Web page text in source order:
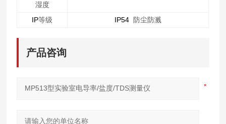
湿度
IP等级 IP54 防尘防溅
产品咨询